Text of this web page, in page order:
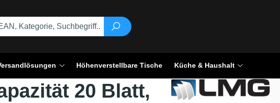
Höhenverstellbare Tische Küche & Haushalt
20 Blatt,